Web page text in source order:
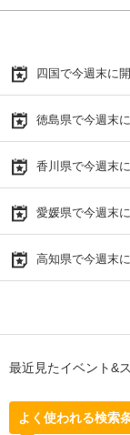
四国で今週末に
徳島県で今週末
香川県で今週末
愛媛県で今週末
高知県で今週末
最近見たイベント&
よく使われる検索